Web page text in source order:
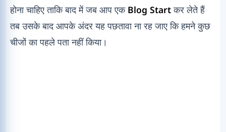
होना चाहिए ताकि बाद में जब आप एक Blog Startकर लेते हैं
तब उसके बाद आपके अंदर यह पछतावा ना रह जाए कि हमने कुछ
चीजों का पहले पता नहीं किया।